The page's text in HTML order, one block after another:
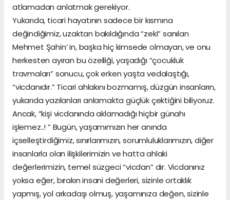
atlamadan anlatmak gerekiyor.
Yukarıda, ticari hayatının sadece bir kısmına
değindiğimiz, uzaktan bakıldığında “zeki” sanılan
Mehmet Şahin’ in, başka hiç kimsede olmayan, ve onu
herkesten ayıran bu özelliği, yaşadığı “çocukluk
travmaları” sonucu, çok erken yaşta vedalaştığı,
“vicdanıdır.” Ticari ahlakını bozmamış, düzgün insanların,
yukarıda yazılanları anlamakta güçlük çektiğini biliyoruz.
Ancak, “kişi vicdanında aklamadığı hiçbir günahı
işlemez..! ” Bugün, yaşamımızın her anında
içselleştirdiğimiz, sınırlarımızın, sorumluluklarımızın, diğer
insanlarla olan ilişkilerimizin ve hatta ahlaki
değerlerimizin, temel süzgeci “vicdan” dır. Vicdanınız
yoksa eğer, bırakın insani değerleri, sizinle ortaklık
yapmış, yol arkadaşı olmuş, yaşamınıza değen, sizinle